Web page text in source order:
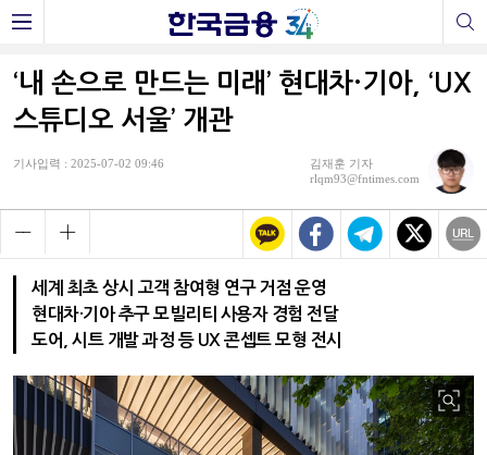
‘내 손으로 만드는 미래’ 현대차·기아, ‘UX
스튜디오 서울’ 개관
기사입력 : 2025-07-02 09:46
김재훈 기자
rlqm93@fntimes.com
세계 최초 상시 고객 참여형 연구 거점 운영
현대차·기아 추구 모빌리티 사용자 경험 전달
도어, 시트 개발 과정 등 UX 콘셉트 모형 전시